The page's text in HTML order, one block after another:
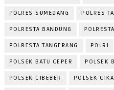
POLRES SUMEDANG POLRES
POLRESTA BANDUNG
POLRESTA TANGERANG POLRI
POLSEK BATU CEPER POLSEK
POLSEK CIBEBER POLSEK